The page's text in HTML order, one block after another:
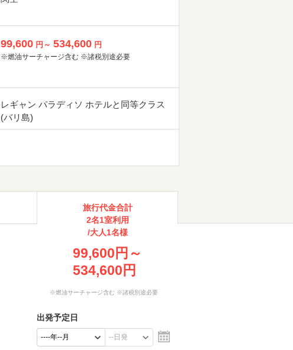
99,600 円～ 534,600 円
※燃油サーチャージ含む ※諸税別途必要
レギャン パラディソ ホテルと同等クラス
(バリ島)
旅行代金合計
2名1室利用
/大人1名様
99,600円～
534,600円
※燃油サーチャージ含む ※諸税別途必要
出発予定日